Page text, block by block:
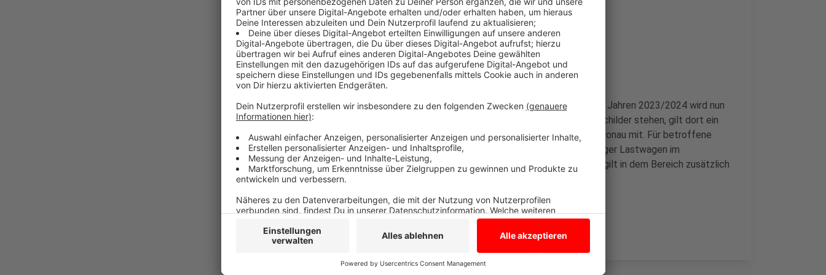
Vorheriger Verkehrsversuch mit positiven Ergebnissen
Anzeige
Aus dem Verkehrsversuch auf der Gronauer Straße in Epe aus den Jahren 2023/2024 wird nun
eine dauerhafte Regelung. Sobald die entsprechenden Verkehrsschilder stehen, gilt dort ein
Durchfahrtsverbot für LKW ab 7,5 Tonnen. Das teilte die Stadt Gronau mit. Für betroffene
LKW wird es eine entsprechende Umleitung geben. Ziel sind weniger Lastwagen im
Ortszentrum von Epe und eine Beruhigung des Verkehrs. Deshalb gilt in dem Bereich zusätzlich
Tempo 30 .
Anzeige